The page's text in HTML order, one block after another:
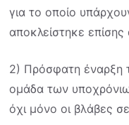
για το οποίο
αποκλείστηκε
2) Πρόσφατη έναρξη
ομάδα των
όχι μόνο οι βλάβες